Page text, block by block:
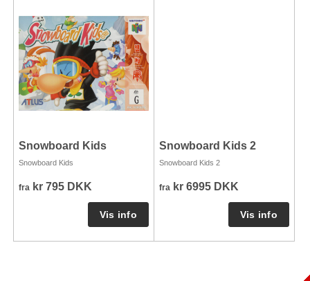
Snowboard Kids
Snowboard Kids
fra kr 795 DKK
Snowboard Kids 2
Snowboard Kids 2
fra kr 6995 DKK